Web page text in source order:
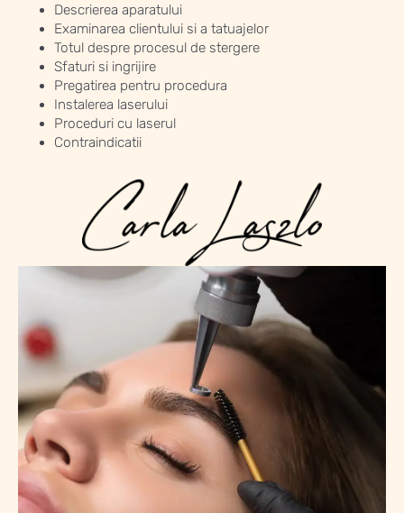
Descrierea aparatului
Examinarea clientului si a tatuajelor
Totul despre procesul de stergere
Sfaturi si ingrijire
Pregatirea pentru procedura
Instalerea laserului
Proceduri cu laserul
Contraindicatii